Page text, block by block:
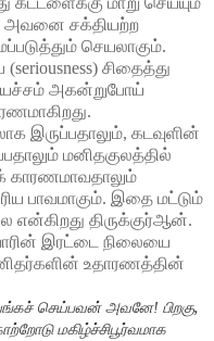
அவனை சக்தியற்ற
செயலாகும்.
சிதைத்து
அகன்றுபோய்
இருப்பதாலும், கடவுளின்
மனிதகுலத்தில்
காரணமாவதாலும்
பாவமாகும். இதை மட்டும்
திருக்குர்ஆன்.
இரட்டை நிலையை
உதாரணத்தின்
செய்பவன் அவனே! பிறகு,
மகிழ்ச்சிபூர்வமாக